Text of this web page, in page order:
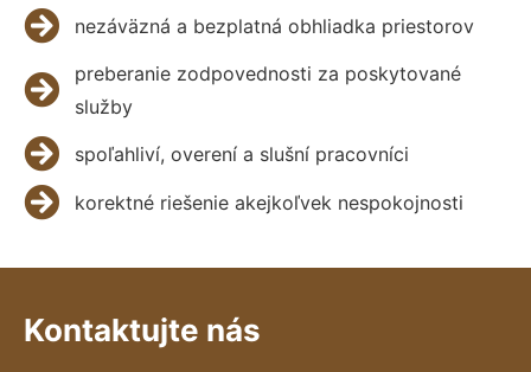
nezáväzná a bezplatná obhliadka priestorov
preberanie zodpovednosti za poskytované
služby
spoľahliví, overení a slušní pracovníci
korektné riešenie akejkoľvek nespokojnosti
Kontaktujte nás